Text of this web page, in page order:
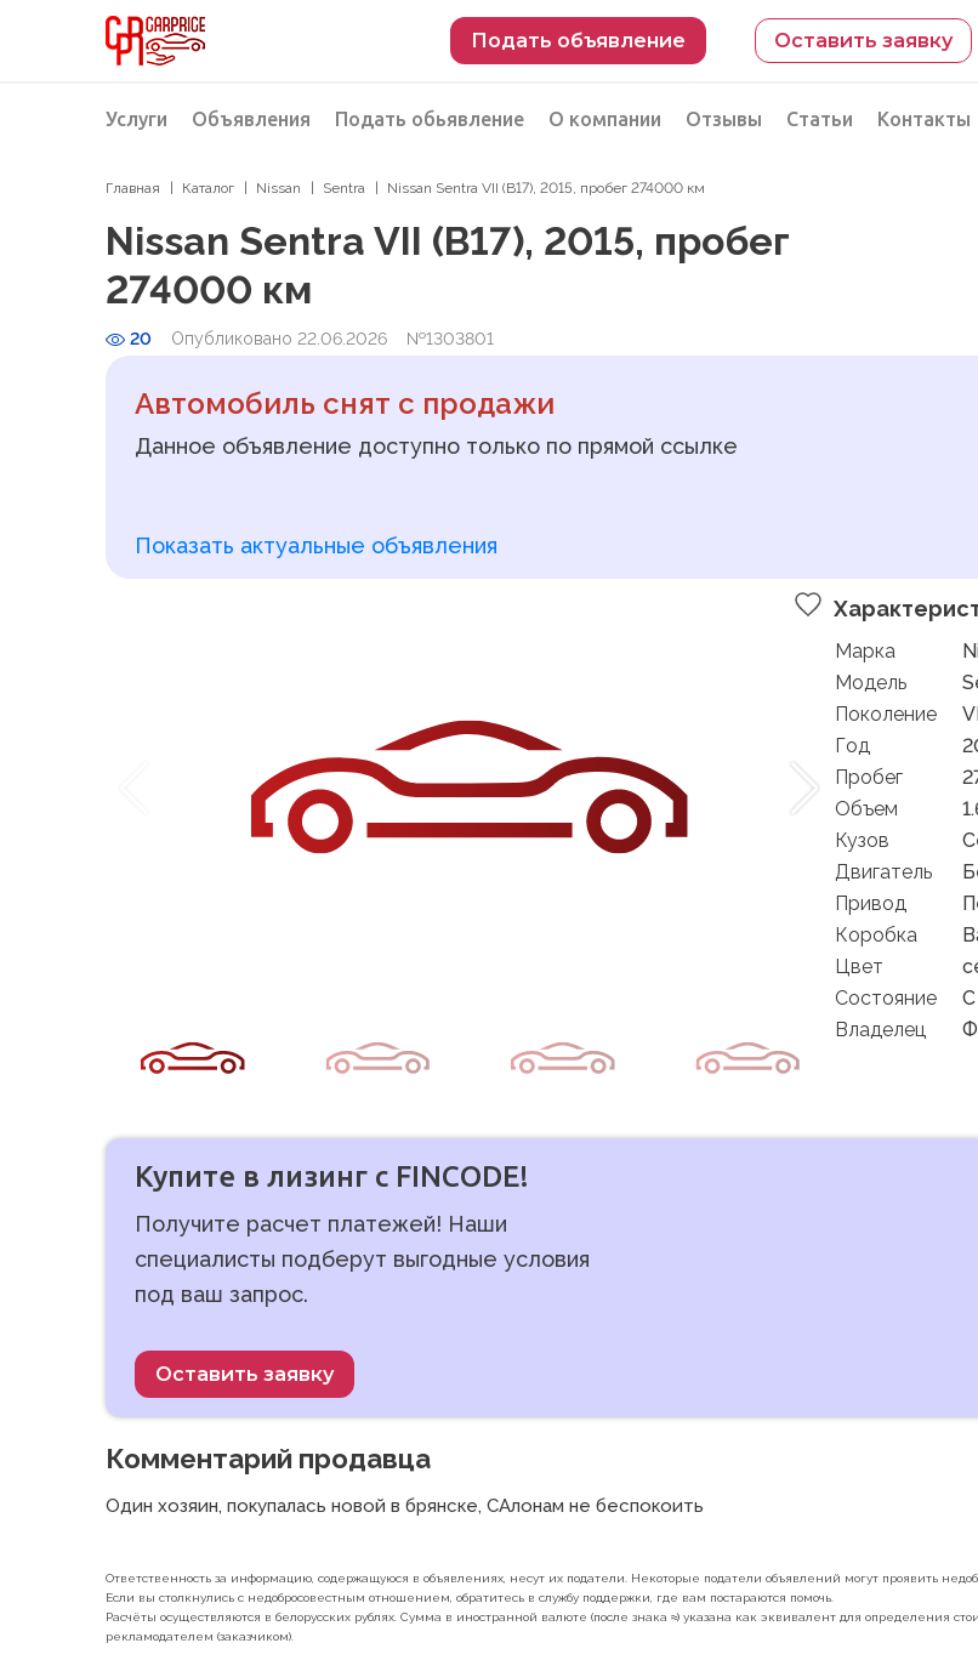
Подать объявление Оставить заявку
Услуги
Подбор автомобиля
Подбор автомобиля из Российской Федерации
Подбор автомобиля из Европы
Проверка автомобиля перед покупкой
Подбор автомобиля из Китая
Объявления Подать обьявление
Разместить объявление о продаже
О компании Отзывы Статьи Контакты
Главная Каталог Nissan Sentra Nissan Sentra VII (B17), 2015, пробег 274000 км
Nissan Sentra VII (B17), 2015, пробег
274000 км
20 Опубликовано 22.06.2026 №1303801
Автомобиль снят с продажи
Данное объявление доступно только по прямой ссылке
Показать актуальные объявления
Марка
Модель
Поколение
Год
Пробег
Объем
Кузов
Двигатель
Привод
Коробка
Цвет
Состояние
Владелец
Купите в лизинг с FINCODE!
Получите расчет платежей! Наши
специалисты подберут выгодные условия
под ваш запрос.
Оставить заявку
Комментарий продавца
Один хозяин, покупалась новой в брянске, САлонам не беспокоить
Ответственность за информацию, содержащуюся в объявлениях, несут их податели. Некоторые податели объявлений могут проявить
Если вы столкнулись с недобросовестным отношением, обратитесь в службу поддержки, где вам постараются помочь.
Расчёты осуществляются в белорусских рублях. Сумма в иностранной валюте (после знака ≈) указана как эквивалент для определения
рекламодателем (заказчиком).